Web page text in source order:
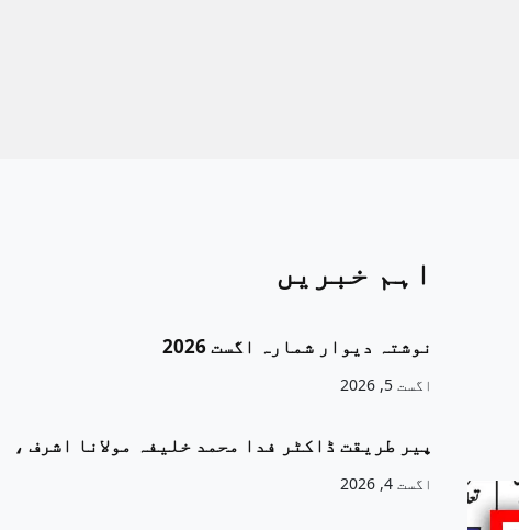
اہم خبریں
نوشتہ دیوار شمارہ اگست 2026
اگست 5, 2026
پیر طریقت ڈاکٹر فدا محمد خلیفہ مولانا اشرف ،
اگست 4, 2026